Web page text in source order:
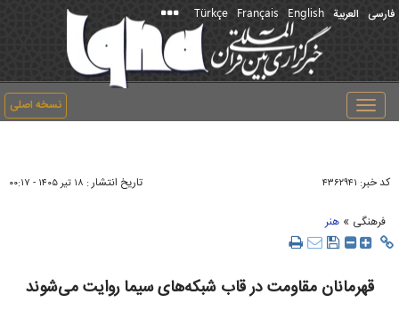
فارسی العربیة English
Français
Türkçe
نسخه اصلی
Toggle
navigation
کد خبر: ۴۳۶۲۹۴۱ تاریخ انتشار : ۱۸ تير ۱۴۰۵ - ۰۰:۱۷
فرهنگی » هنر
قهرمانان مقاومت در قاب شبکه‌های سیما روایت می‌شوند